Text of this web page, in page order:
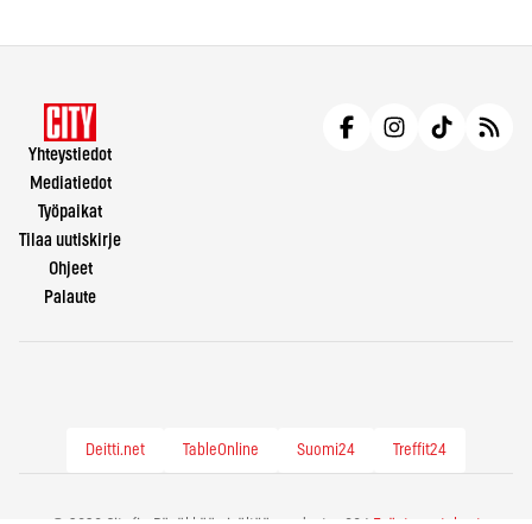
Yhteystiedot
Mediatiedot
Työpaikat
Tilaa uutiskirje
Ohjeet
Palaute
Deitti.net TableOnline Suomi24 Treffit24